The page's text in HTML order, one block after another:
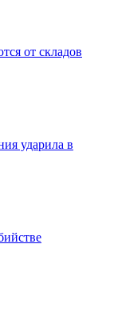
от складов
ударила в